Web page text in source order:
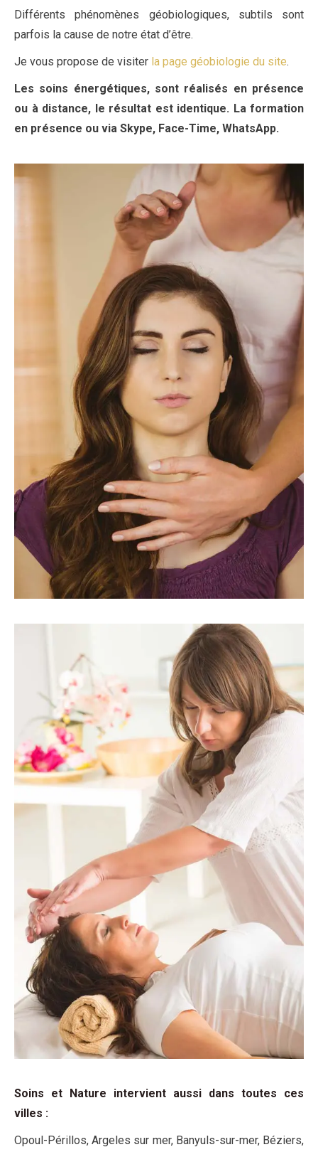
Différents phénomènes géobiologiques, subtils sont
parfois la cause de notre état d’être.
Je vous propose de visiter la page géobiologie du site.
Les soins énergétiques, sont réalisés en présence
ou à distance, le résultat est identique. La formation
en présence ou via Skype, Face-Time, WhatsApp.
Soins et Nature intervient aussi dans toutes ces
villes :
Opoul-Périllos, Argeles sur mer, Banyuls-sur-mer, Béziers,